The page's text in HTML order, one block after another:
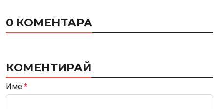
0 КОМЕНТАРА
КОМЕНТИРАЙ
Име *